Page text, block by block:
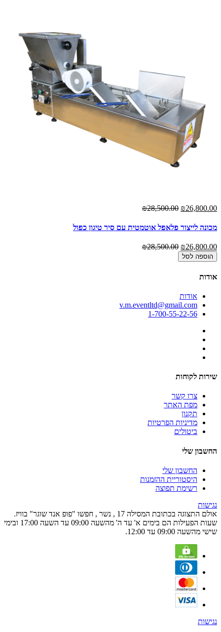
₪26,800.00
₪28,500.00
מכונה לייצור פלאפל אוטמטית עם סיר טיגון כפול
₪26,800.00
₪28,500.00
הוספה לסל
אודות
אודות
v.m.eventltd@gmail.com
1-700-55-22-56
שירות לקוחות
צרו קשר
מפת האתר
תקנון
מדיניות הפרטיות
ביטולים
החשבון שלי
החשבון שלי
היסטוריית ההזמנות
רשימת תפוצה
נגישות
אולם התצוגה בכתובת המסילה 17 , נשר , חפשו "פופ אנד שוגר" בוויז.
שעות הפעילות הם בימים א' עד ה' מהשעה 09:00 עד השעה 17:00 ובימי
שישי מהשעה 09:00 עד 12:00.
נגישות